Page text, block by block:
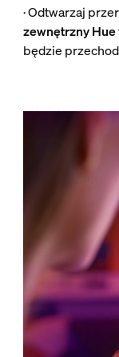
· Odtwarzaj
zewnętrzny Hue
będzie